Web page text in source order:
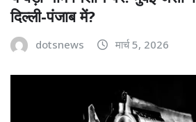
दिल्ली-पंजाब में?
dotsnews मार्च 5, 2026